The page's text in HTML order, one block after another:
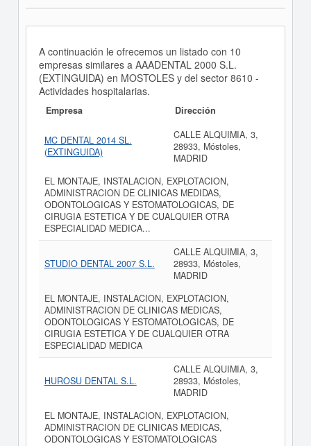
A continuación le ofrecemos un listado con 10
empresas similares a AAADENTAL 2000 S.L.
(EXTINGUIDA) en MOSTOLES y del sector 8610 -
Actividades hospitalarias.
Empresa Dirección
MC DENTAL 2014 SL.
(EXTINGUIDA)
CALLE ALQUIMIA, 3,
28933, Móstoles,
MADRID
EL MONTAJE, INSTALACION, EXPLOTACION,
ADMINISTRACION DE CLINICAS MEDIDAS,
ODONTOLOGICAS Y ESTOMATOLOGICAS, DE
CIRUGIA ESTETICA Y DE CUALQUIER OTRA
ESPECIALIDAD MEDICA...
STUDIO DENTAL 2007 S.L.
CALLE ALQUIMIA, 3,
28933, Móstoles,
MADRID
EL MONTAJE, INSTALACION, EXPLOTACION,
ADMINISTRACION DE CLINICAS MEDICAS,
ODONTOLOGICAS Y ESTOMATOLOGICAS, DE
CIRUGIA ESTETICA Y DE CUALQUIER OTRA
ESPECIALIDAD MEDICA
HUROSU DENTAL S.L.
CALLE ALQUIMIA, 3,
28933, Móstoles,
MADRID
EL MONTAJE, INSTALACION, EXPLOTACION,
ADMINISTRACION DE CLINICAS MEDICAS,
ODONTOLOGICAS Y ESTOMATOLOGICAS